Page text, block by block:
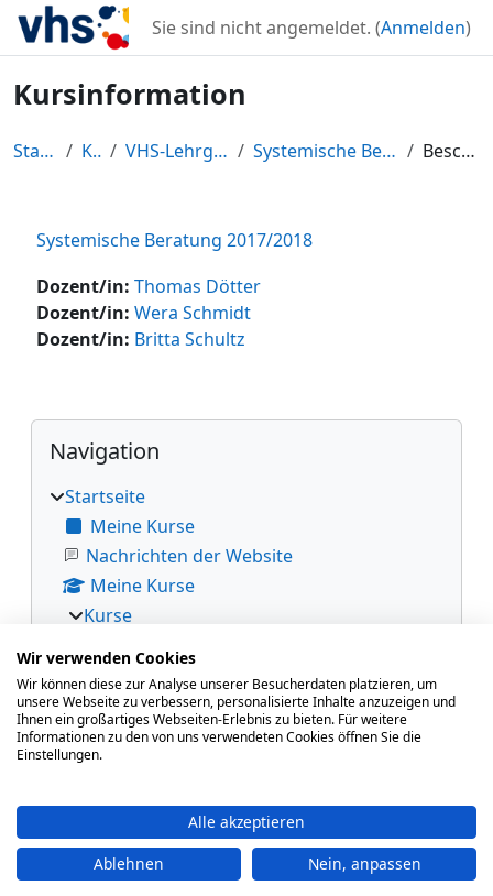
Zum Hauptinhalt
Sie sind nicht angemeldet. (Anmelden)
Kursinformation
Startseite Kurse VHS-Lehrgangszentrum Systemische Beratung 2017/2018 Beschreibung
Systemische Beratung 2017/2018
Dozent/in: Thomas Dötter
Dozent/in: Wera Schmidt
Dozent/in: Britta Schultz
Blöcke
Navigation überspringen
Navigation
Startseite
Meine Kurse
Nachrichten der Website
Meine Kurse
Kurse
Yogalehrer/in 2026
Yogalehrer*in 2024 - 2025
EKL
EKL 2021
Systemische Beratung 2020/2021
Yoga 2020
Wir verwenden Cookies
Wir können diese zur Analyse unserer Besucherdaten platzieren, um
unsere Webseite zu verbessern, personalisierte Inhalte anzuzeigen und
Ihnen ein großartiges Webseiten-Erlebnis zu bieten. Für weitere
Informationen zu den von uns verwendeten Cookies öffnen Sie die
Einstellungen.
Alle akzeptieren
Ablehnen
Nein, anpassen